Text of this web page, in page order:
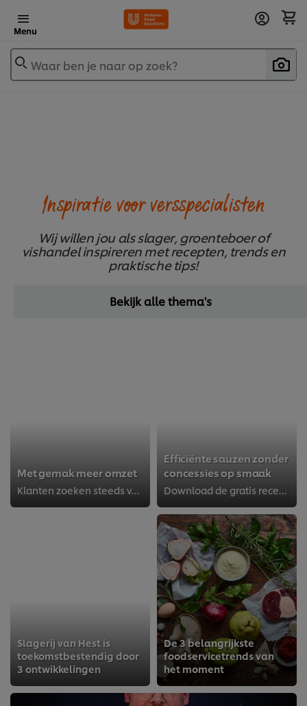
Menu
Waar ben je naar op zoek?
Inspiratie voor versspecialisten
Wij willen jou als slager, groenteboer of
vishandel inspireren met recepten, trends en
praktische tips!
Bekijk alle thema's
Met gemak meer omzet
Klanten zoeken steeds vaker naar gemak en kant-en-klare maaltijden. Met de inspiratie uit deze brochure breid je eenvoudig je...
Efficiënte sauzen zonder
concessies op smaak
Download de gratis recepten en ontdek eenvoudige sauzen die indruk maken. Verleidelijke kant-en-klaar maaltijden bereiden ingew...
Slagerij van Hest is
toekomstbestendig door
3 ontwikkelingen
De 3 belangrijkste
foodservicetrends van
het moment